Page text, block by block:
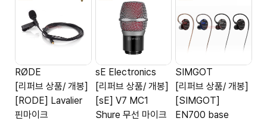
RØDE
[리퍼브 상품/ 개봉]
[RODE] Lavalier
핀마이크
sE Electronics
[리퍼브 상품/ 개봉]
[sE] V7 MC1
Shure 무선 마이크
SIMGOT
[리퍼브 상품/ 개봉]
[SIMGOT]
EN700 base